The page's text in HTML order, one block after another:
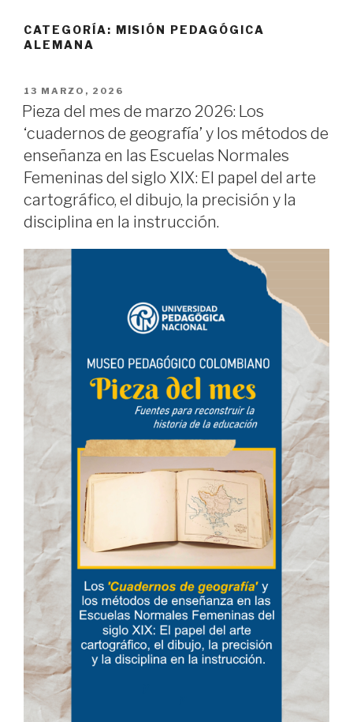
CATEGORÍA: MISIÓN PEDAGÓGICA
ALEMANA
PUBLICADO
EL
13 MARZO, 2026
Pieza del mes de marzo 2026: Los
‘cuadernos de geografía’ y los métodos de
enseñanza en las Escuelas Normales
Femeninas del siglo XIX: El papel del arte
cartográfico, el dibujo, la precisión y la
disciplina en la instrucción.